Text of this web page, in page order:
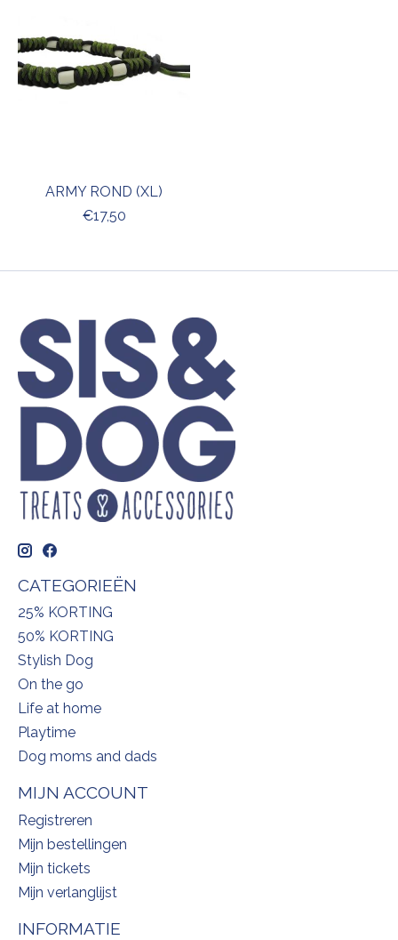
ARMY ROND (XL)
€17,50
CATEGORIEËN
25% KORTING
50% KORTING
Stylish Dog
On the go
Life at home
Playtime
Dog moms and dads
MIJN ACCOUNT
Registreren
Mijn bestellingen
Mijn tickets
Mijn verlanglijst
INFORMATIE